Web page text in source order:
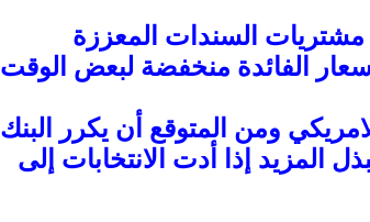
السندات المعززة
الفائدة منخفضة لبعض الوقت
ومن المتوقع أن يكرر البنك
المزيد إذا أدت الانتخابات إلى